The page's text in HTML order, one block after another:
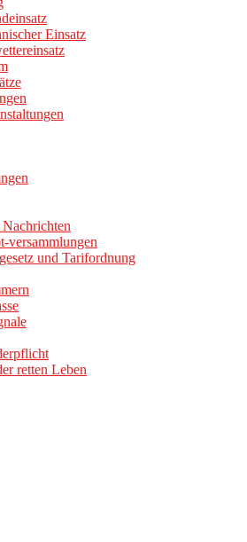
Einsatz
versammlungen
und Tarifordnung
retten Leben